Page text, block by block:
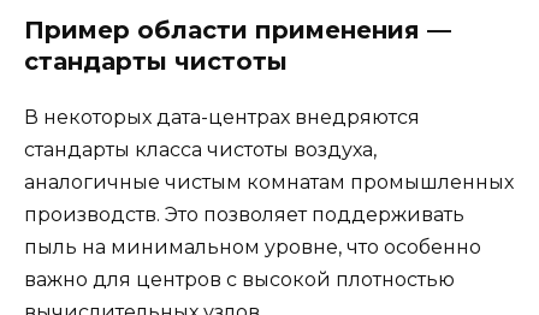
Пример области применения —
стандарты чистоты
В некоторых дата-центрах внедряются
стандарты класса чистоты воздуха,
аналогичные чистым комнатам промышленных
производств. Это позволяет поддерживать
пыль на минимальном уровне, что особенно
важно для центров с высокой плотностью